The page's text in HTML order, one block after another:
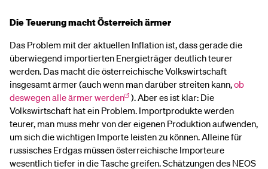
Die Teuerung macht Österreich ärmer
Das Problem mit der aktuellen Inflation ist, dass gerade die
überwiegend importierten Energieträger deutlich teurer
werden. Das macht die österreichische Volkswirtschaft
insgesamt ärmer (auch wenn man darüber streiten kann,ob
deswegen alle ärmer werden ). Aber es ist klar: Die
Volkswirtschaft hat ein Problem. Importprodukte werden
teurer, man muss mehr von der eigenen Produktion aufwenden,
um sich die wichtigen Importe leisten zu können. Alleine für
russisches Erdgas müssen österreichische Importeure
wesentlich tiefer in die Tasche greifen. Schätzungen des NEOS